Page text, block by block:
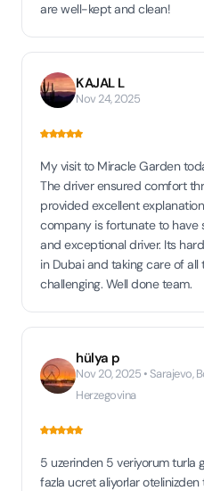
are well-kept and clean!
KAJAL L
Nov 24, 2025
My visit to Miracle Garden
The driver ensured comfort
provided excellent
company is fortunate to have
and exceptional driver. Its
in Dubai and taking care of
challenging. Well done team.
hülya p
Nov 20, 2025 • Sarajevo,
Herzegovina
5 uzerinden 5 veriyorum turla
fazla ucret aliyorlar otelinizden